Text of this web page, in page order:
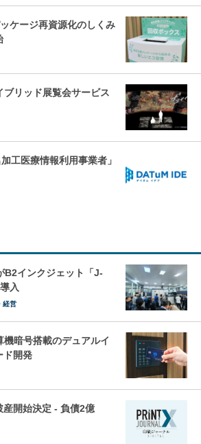
ケージ再資源化のしくみ
ブリッド展覧会サービス
工医療情報利用事業者」
B2インクジェット「J-
入
経営
暗号搭載のデュアルイ
ド開発
開始決定 - 負債2億